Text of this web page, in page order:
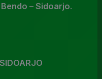
– Sidoarjo.